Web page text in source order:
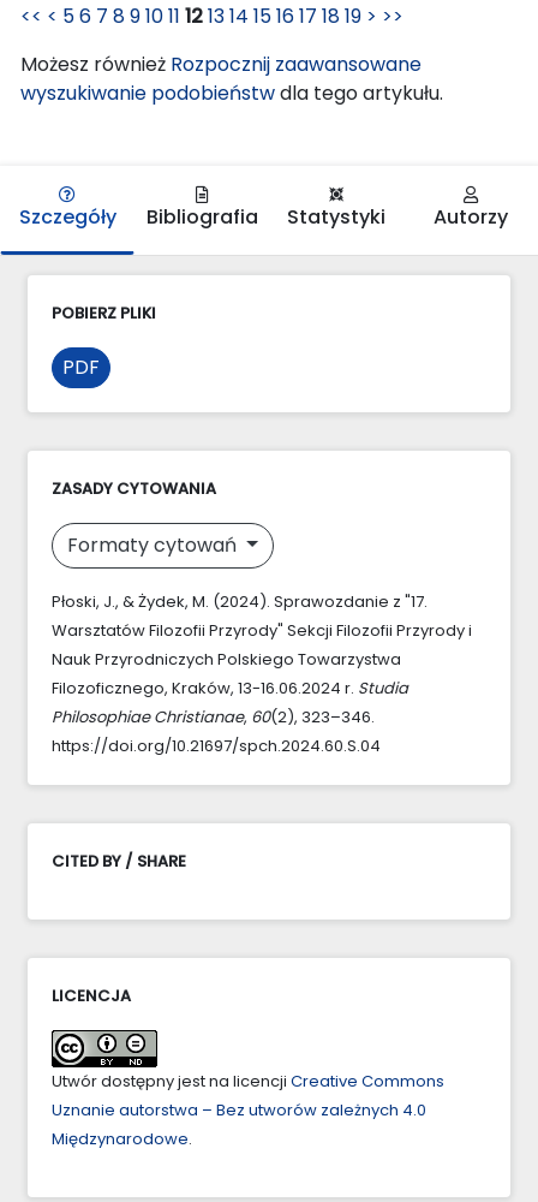
<< < 56 7 891011 121314 151617 1819 > >>
Możesz również Rozpocznij zaawansowane
wyszukiwanie podobieństwdla tego artykułu.
Szczegóły Bibliografia Statystyki Autorzy
POBIERZ PLIKI
PDF
ZASADY CYTOWANIA
Formaty cytowań
Płoski, J., & Żydek, M. (2024). Sprawozdanie z "17.
Warsztatów Filozofii Przyrody" Sekcji Filozofii Przyrody i
Nauk Przyrodniczych Polskiego Towarzystwa
Filozoficznego, Kraków, 13-16.06.2024 r. Studia
Philosophiae Christianae, 60(2), 323–346.
https://doi.org/10.21697/spch.2024.60.S.04
CITED BY / SHARE
LICENCJA
Utwór dostępny jest na licencji Creative Commons
Uznanie autorstwa – Bez utworów zależnych 4.0
Międzynarodowe.